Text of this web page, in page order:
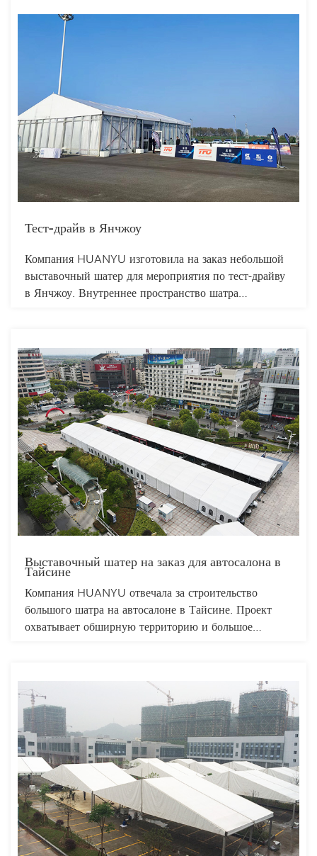
от других моделей. Он может вместить сотни людей,
и посетители не будут чувствовать себя стесненными.
Шатер легко устанавливается и быстро разбирается,
что экономит время и трудозатраты.
Тест-драйв в Янчжоу
Компания HUANYU изготовила на заказ небольшой
выставочный шатер для мероприятия по тест-драйву
в Янчжоу. Внутреннее пространство шатра
стесненными. Шатер легко устанавливается и быстро
разбирается, что экономит время и трудозатраты.
Выставочный шатер на заказ для автосалона в
Тайсине
Компания HUANYU отвечала за строительство
большого шатра на автосалоне в Тайсине. Проект
охватывает обширную территорию и большое
модульный дизайн для разделения пространства и
разграничения брендов, чтобы каждый экспонент мог
четко обозначить свои потребности. Каждый бренд
также мог рационально использовать пространство
для внутренней планировки и продемонстрировать
свои фирменные особенности. Шатер имеет большое
внутреннее пространство и может вместить сотни
человек.